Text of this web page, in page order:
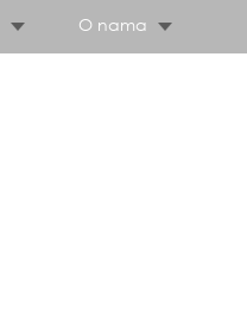
O nama